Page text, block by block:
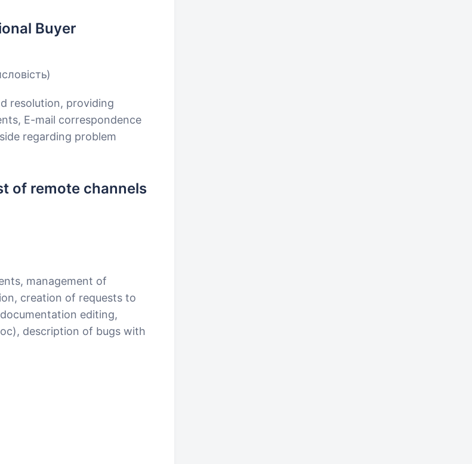
Buyer
resolution, providing
E-mail correspondence
regarding problem
of remote channels
management of
creation of requests to
editing,
description of bugs with